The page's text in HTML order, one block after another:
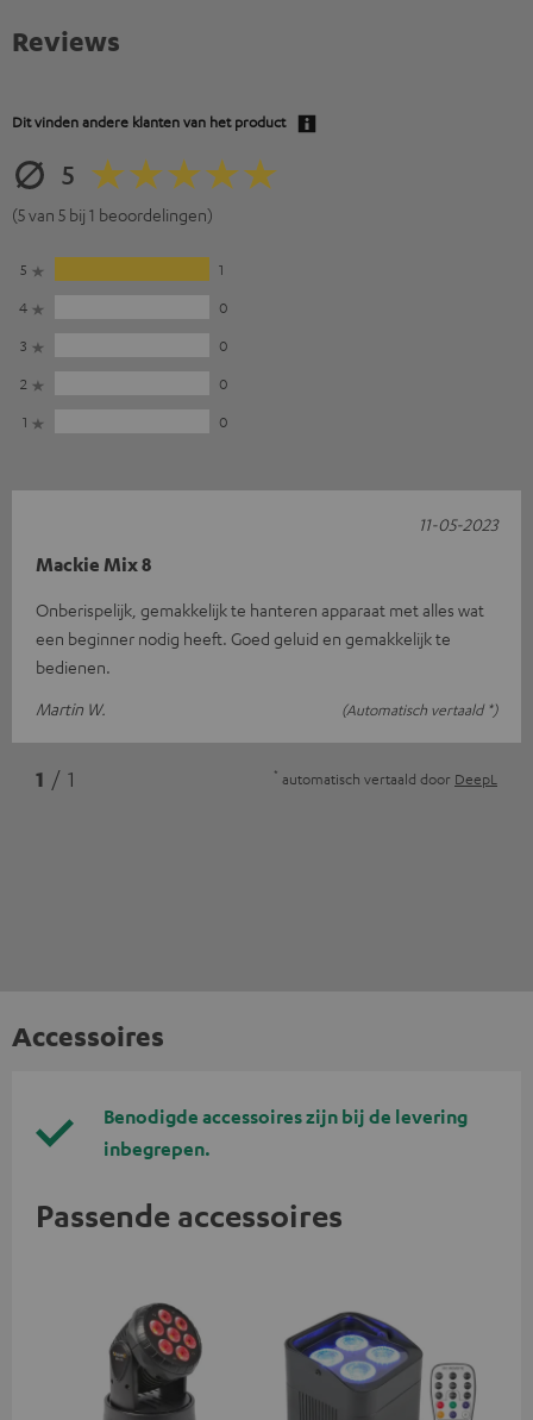
Reviews
Dit vinden andere klanten van het product
5
(5 van 5 bij 1 beoordelingen)
5
1
4
0
3
0
2
0
1
0
Mackie Mix 8
Onberispelijk, gemakkelijk te hanteren apparaat met alles wat
een beginner nodig heeft. Goed geluid en gemakkelijk te
bedienen.
Martin W.
(Automatisch vertaald *)
11-05-2023
1 / 1 * automatisch vertaald door DeepL
Accessoires
Benodigde accessoires zijn bij de levering
inbegrepen.
Passende accessoires